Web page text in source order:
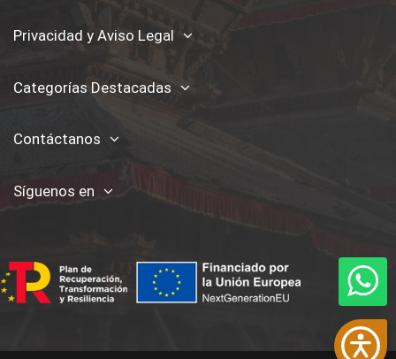
Privacidad y Aviso Legal
Categorías Destacadas
Contáctanos
Síguenos en